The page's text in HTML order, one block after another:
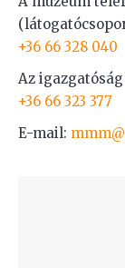
+36 66 328 040
Az
+36 66 323 377
E-mail: